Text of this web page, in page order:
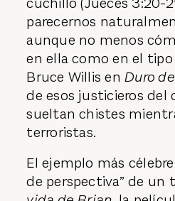
parecernos
aunque no menos
en ella como en el
Bruce Willis enDuro
de esos justicieros del
sueltan chistes
terroristas.
El ejemplo más
de perspectiva” de un